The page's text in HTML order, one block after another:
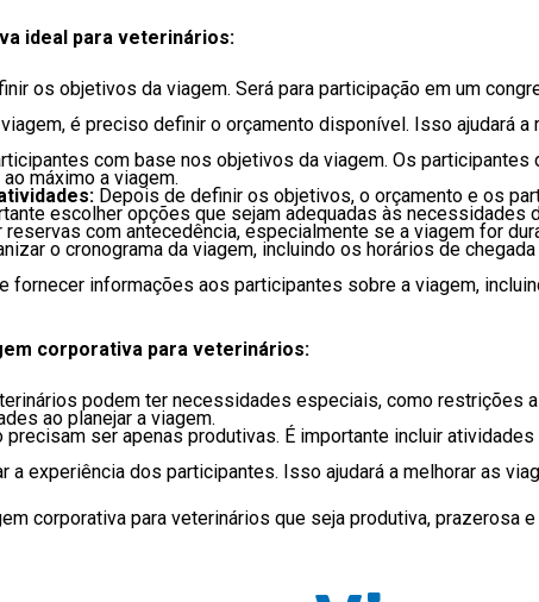
ideal para veterinários:
os objetivos da viagem. Será para participação em um
é preciso definir o orçamento disponível. Isso ajudará
com base nos objetivos da viagem. Os
máximo a viagem.
Depois de definir os objetivos, o orçamento e os
escolher opções que sejam adequadas às necessidades
com antecedência, especialmente se a viagem for
o cronograma da viagem, incluindo os horários de
fornecer informações aos participantes sobre a viagem,
corporativa para veterinários:
podem ter necessidades especiais, como restrições
ao planejar a viagem.
ser apenas produtivas. É importante incluir
a experiência dos participantes. Isso ajudará a melhorar as
corporativa para veterinários que seja produtiva, prazerosa